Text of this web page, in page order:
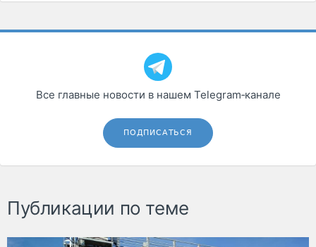
Все главные новости в нашем Telegram‑канале
ПОДПИСАТЬСЯ
Публикации по теме